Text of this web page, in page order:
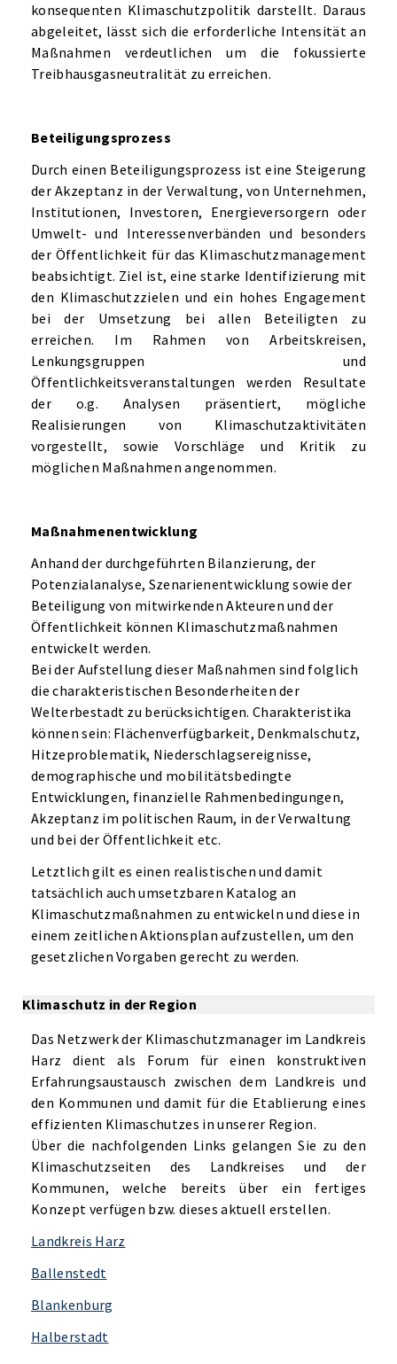
konsequenten Klimaschutzpolitik darstellt. Daraus
abgeleitet, lässt sich die erforderliche Intensität an
Maßnahmen verdeutlichen um die fokussierte
Treibhausgasneutralität zu erreichen.
Beteiligungsprozess
Durch einen Beteiligungsprozess ist eine Steigerung
der Akzeptanz in der Verwaltung, von Unternehmen,
Institutionen, Investoren, Energieversorgern oder
Umwelt- und Interessenverbänden und besonders
der Öffentlichkeit für das Klimaschutzmanagement
beabsichtigt. Ziel ist, eine starke Identifizierung mit
den Klimaschutzzielen und ein hohes Engagement
bei der Umsetzung bei allen Beteiligten zu
erreichen. Im Rahmen von Arbeitskreisen,
Lenkungsgruppen und
Öffentlichkeitsveranstaltungen werden Resultate
der o.g. Analysen präsentiert, mögliche
Realisierungen von Klimaschutzaktivitäten
vorgestellt, sowie Vorschläge und Kritik zu
möglichen Maßnahmen angenommen.
Maßnahmenentwicklung
Anhand der durchgeführten Bilanzierung, der
Potenzialanalyse, Szenarienentwicklung sowie der
Beteiligung von mitwirkenden Akteuren und der
Öffentlichkeit können Klimaschutzmaßnahmen
entwickelt werden.
Bei der Aufstellung dieser Maßnahmen sind folglich
die charakteristischen Besonderheiten der
Welterbestadt zu berücksichtigen. Charakteristika
können sein: Flächenverfügbarkeit, Denkmalschutz,
Hitzeproblematik, Niederschlagsereignisse,
demographische und mobilitätsbedingte
Entwicklungen, finanzielle Rahmenbedingungen,
Akzeptanz im politischen Raum, in der Verwaltung
und bei der Öffentlichkeit etc.
Letztlich gilt es einen realistischen und damit
tatsächlich auch umsetzbaren Katalog an
Klimaschutzmaßnahmen zu entwickeln und diese in
einem zeitlichen Aktionsplan aufzustellen, um den
gesetzlichen Vorgaben gerecht zu werden.
Klimaschutz in der Region
Das Netzwerk der Klimaschutzmanager im Landkreis
Harz dient als Forum für einen konstruktiven
Erfahrungsaustausch zwischen dem Landkreis und
den Kommunen und damit für die Etablierung eines
effizienten Klimaschutzes in unserer Region.
Über die nachfolgenden Links gelangen Sie zu den
Klimaschutzseiten des Landkreises und der
Kommunen, welche bereits über ein fertiges
Konzept verfügen bzw. dieses aktuell erstellen.
Landkreis Harz
Ballenstedt
Blankenburg
Halberstadt